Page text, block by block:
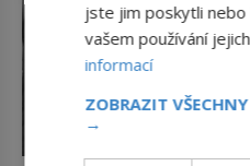
jste jim poskytli
vašem používání
informací
ZOBRAZIT
→